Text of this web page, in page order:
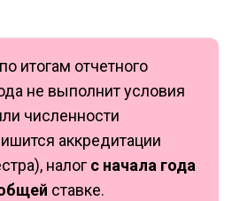
итогам отчетного
не выполнит условия
численности
аккредитации
налог с начала года
ставке.